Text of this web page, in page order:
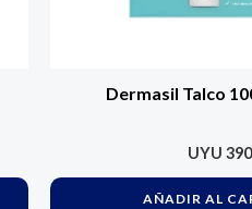
Dermasil Talco
UYU 390
AÑADIR AL